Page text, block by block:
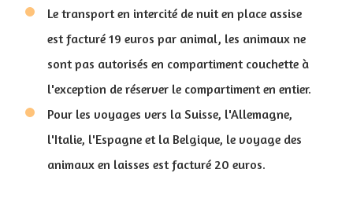
Le transport en intercité de nuit en place assise
est facturé 19 euros par animal, les animaux ne
sont pas autorisés en compartiment couchette à
l'exception de réserver le compartiment en entier.
Pour les voyages vers la Suisse, l'Allemagne,
l'Italie, l'Espagne et la Belgique, le voyage des
animaux en laisses est facturé 20 euros.